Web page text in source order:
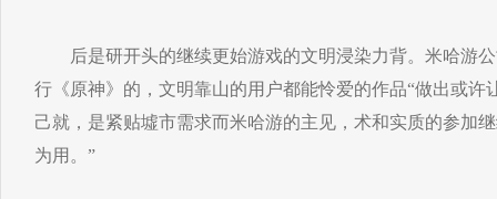
后是研开头的继续更始游戏的文明浸染力背。米哈游公
行《原神》的，文明靠山的用户都能怜爱的作品“做出或许
己就，是紧贴墟市需求而米哈游的主见，术和实质的参加
为用。”